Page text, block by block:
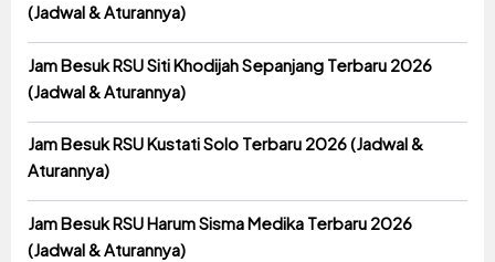
(Jadwal & Aturannya)
Jam Besuk RSU Siti Khodijah Sepanjang Terbaru 2026
(Jadwal & Aturannya)
Jam Besuk RSU Kustati Solo Terbaru 2026 (Jadwal &
Aturannya)
Jam Besuk RSU Harum Sisma Medika Terbaru 2026
(Jadwal & Aturannya)